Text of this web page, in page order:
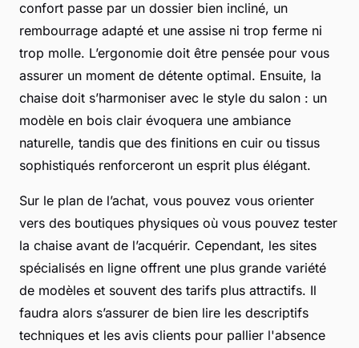
confort passe par un dossier bien incliné, un
rembourrage adapté et une assise ni trop ferme ni
trop molle. L’ergonomie doit être pensée pour vous
assurer un moment de détente optimal. Ensuite, la
chaise doit s’harmoniser avec le style du salon : un
modèle en bois clair évoquera une ambiance
naturelle, tandis que des finitions en cuir ou tissus
sophistiqués renforceront un esprit plus élégant.
Sur le plan de l’achat, vous pouvez vous orienter
vers des boutiques physiques où vous pouvez tester
la chaise avant de l’acquérir. Cependant, les sites
spécialisés en ligne offrent une plus grande variété
de modèles et souvent des tarifs plus attractifs. Il
faudra alors s’assurer de bien lire les descriptifs
techniques et les avis clients pour pallier l'absence